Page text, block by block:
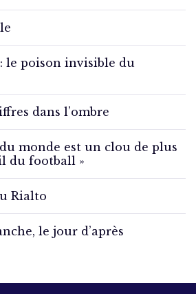
le poison invisible du
dans l’ombre
monde est un clou de plus
du football »
Rialto
le jour d’après